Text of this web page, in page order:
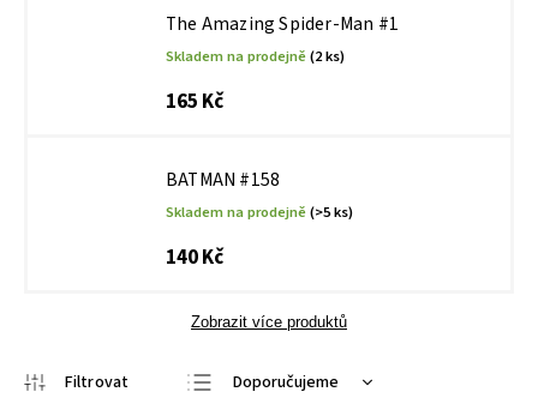
The Amazing Spider-Man #1
Skladem na prodejně(2 ks)
165 Kč
BATMAN #158
Skladem na prodejně(>5 ks)
140 Kč
Zobrazit více produktů
Doporučujeme